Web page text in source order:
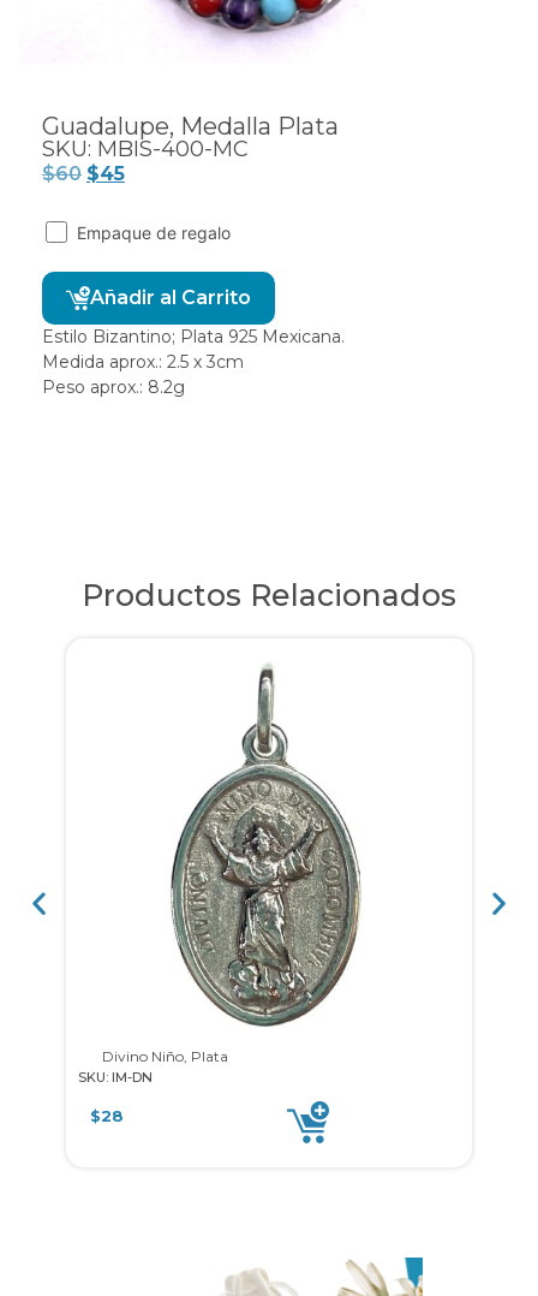
Guadalupe, Medalla Plata
SKU: MBIS-400-MC
$60 $45
Empaque de regalo
Añadir al Carrito
Estilo Bizantino; Plata 925 Mexicana.
Medida aprox.: 2.5 x 3cm
Peso aprox.: 8.2g
Productos Relacionados
Divino Niño, Plata
SKU: IM-DN
$28